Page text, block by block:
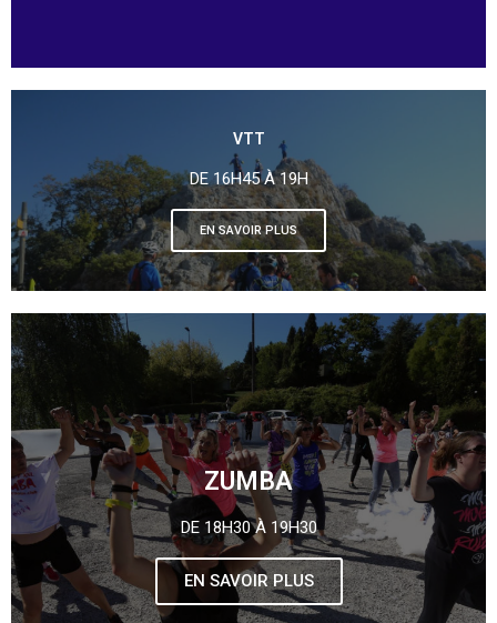
VTT
DE 16H45 À 19H
EN SAVOIR PLUS
ZUMBA
DE 18H30 À 19H30
EN SAVOIR PLUS